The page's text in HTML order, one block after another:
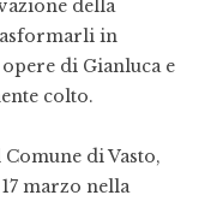
della
in
di Gianluca e
colto.
di Vasto,
marzo nella